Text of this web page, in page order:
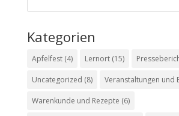
Kategorien
Apfelfest(4) Lernort(15)
Uncategorized (8) Veranstaltungen und
Warenkunde und Rezepte (6)